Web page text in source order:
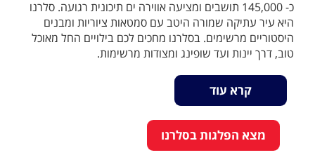
כ- 145,000 תושבים ומציעה אווירה ים תיכונית רגועה. סלרנו
היא עיר עתיקה שמורה היטב עם סמטאות ציוריות ומבנים
היסטוריים מרשימים. בסלרנו מחכים לכם בילויים החל מאוכל
טוב, דרך יינות ועד שופינג ומצודות מרשימות.
קרא עוד
מצא הפלגות בסלרנו